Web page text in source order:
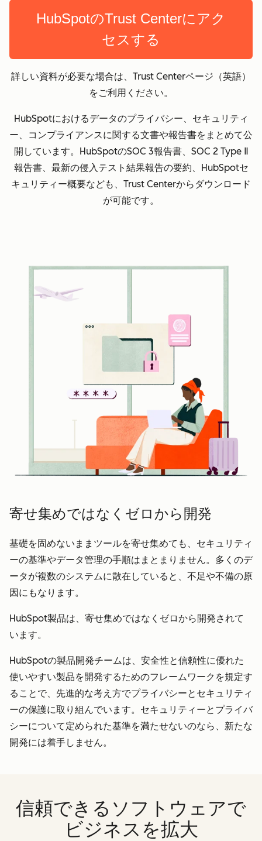
HubSpotのTrust Centerにアク
セスする
詳しい資料が必要な場合は、Trust Centerページ（英語）
をご利用ください。
HubSpotにおけるデータのプライバシー、セキュリティ
ー、コンプライアンスに関する文書や報告書をまとめて公
開しています。HubSpotのSOC 3報告書、SOC 2 Type Ⅱ
報告書、最新の侵入テスト結果報告の要約、HubSpotセ
キュリティー概要なども、Trust Centerからダウンロード
が可能です。
寄せ集めではなくゼロから開発
基礎を固めないままツールを寄せ集めても、セキュリティ
ーの基準やデータ管理の手順はまとまりません。多くのデ
ータが複数のシステムに散在していると、不足や不備の原
因にもなります。
HubSpot製品は、寄せ集めではなくゼロから開発されて
います。
HubSpotの製品開発チームは、安全性と信頼性に優れた
使いやすい製品を開発するためのフレームワークを規定す
ることで、先進的な考え方でプライバシーとセキュリティ
ーの保護に取り組んでいます。セキュリティーとプライバ
シーについて定められた基準を満たせないのなら、新たな
開発には着手しません。
信頼できるソフトウェアで
ビジネスを拡大